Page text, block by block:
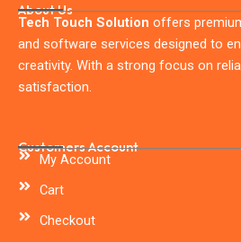
About Us
Tech Touch Solution offers
and software services designed to
creativity. With a strong focus on
satisfaction.
Customers Account
My Account
Cart
Checkout